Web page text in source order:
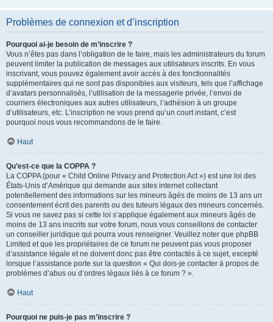
Problèmes de connexion et d’inscription
Pourquoi ai-je besoin de m’inscrire ?
Vous n’êtes pas dans l’obligation de le faire, mais les administrateurs du forum
peuvent limiter la publication de messages aux utilisateurs inscrits. En vous
inscrivant, vous pouvez également avoir accès à des fonctionnalités
supplémentaires qui ne sont pas disponibles aux visiteurs, tels que l’affichage
d’avatars personnalisés, l’utilisation de la messagerie privée, l’envoi de
courriers électroniques aux autres utilisateurs, l’adhésion à un groupe
d’utilisateurs, etc. L’inscription ne vous prend qu’un court instant, c’est
pourquoi nous vous recommandons de le faire.
Haut
Qu’est-ce que la COPPA ?
La COPPA (pour « Child Online Privacy and Protection Act ») est une loi des
États-Unis d’Amérique qui demande aux sites internet collectant
potentiellement des informations sur les mineurs âgés de moins de 13 ans un
consentement écrit des parents ou des tuteurs légaux des mineurs concernés.
Si vous ne savez pas si cette loi s’applique également aux mineurs âgés de
moins de 13 ans inscrits sur votre forum, nous vous conseillons de contacter
un conseiller juridique qui pourra vous renseigner. Veuillez noter que phpBB
Limited et que les propriétaires de ce forum ne peuvent pas vous proposer
d’assistance légale et ne doivent donc pas être contactés à ce sujet, excepté
lorsque l’assistance porte sur la question « Qui dois-je contacter à propos de
problèmes d’abus ou d’ordres légaux liés à ce forum ? ».
Haut
Pourquoi ne puis-je pas m’inscrire ?